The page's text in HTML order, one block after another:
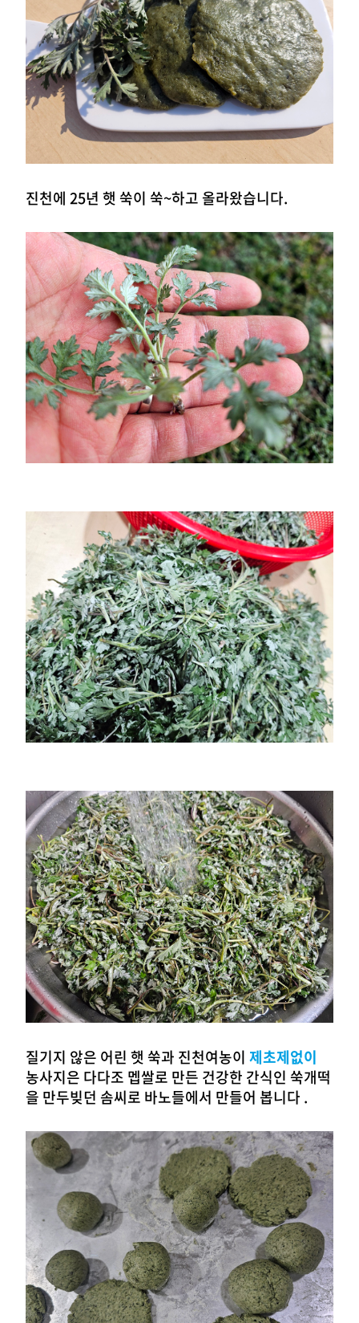
진천에 25년 햇 쑥이 쑥~하고 올라왔습니다.
질기지 않은 어린 햇 쑥과 진천여농이 제초제없이
농사지은 다다조 멥쌀로 만든 건강한 간식인 쑥개떡
을 만두빚던 솜씨로 바노들에서 만들어 봅니다 .